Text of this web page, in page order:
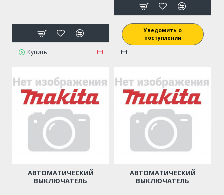
Купить
Уведомить о
поступлении
АВТОМАТИЧЕСКИЙ
ВЫКЛЮЧАТЕЛЬ
АВТОМАТИЧЕСКИЙ
ВЫКЛЮЧАТЕЛЬ